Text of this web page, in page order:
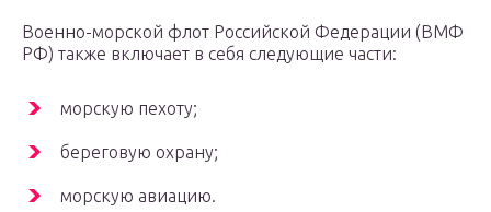
Военно-морской флот Российской Федерации (ВМФ
РФ) также включает в себя следующие части:
морскую пехоту;
береговую охрану;
морскую авиацию.